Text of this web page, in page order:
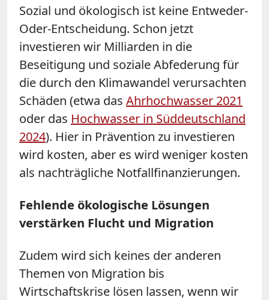
Sozial und ökologisch ist keine Entweder-
Oder-Entscheidung. Schon jetzt
investieren wir Milliarden in die
Beseitigung und soziale Abfederung für
die durch den Klimawandel verursachten
Schäden (etwa das Ahrhochwasser 2021
oder das Hochwasser in Süddeutschland
2024). Hier in Prävention zu investieren
wird kosten, aber es wird weniger kosten
als nachträgliche Notfallfinanzierungen.
Fehlende ökologische Lösungen
verstärken Flucht und Migration
Zudem wird sich keines der anderen
Themen von Migration bis
Wirtschaftskrise lösen lassen, wenn wir